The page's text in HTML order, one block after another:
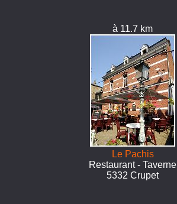
à 11.7 km
Le Pachis
Restaurant - Taverne
5332 Crupet